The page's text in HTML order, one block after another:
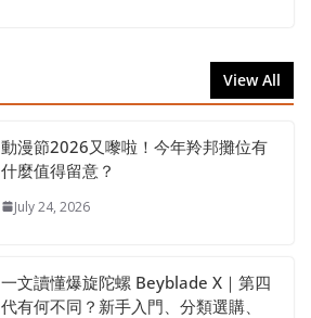
View All
動漫節2026又嚟啦！今年羚邦攤位有
什麼值得留意？
July 24, 2026
一文讀懂爆旋陀螺 Beyblade X｜第四
代有何不同？新手入門、分類選購、